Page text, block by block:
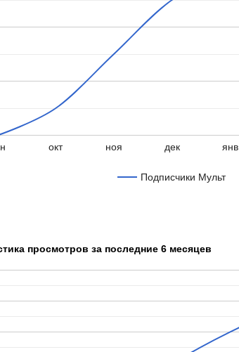
Подписчики Мульт
окт ноя дек янв
просмотров за последние 6 месяцев